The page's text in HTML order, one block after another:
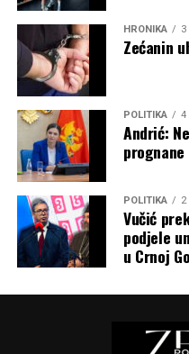
HRONIKA
Zećanin
POLITIKA 4
Andrić:
prognane
POLITIKA
Vučić
podjele
u Crnoj